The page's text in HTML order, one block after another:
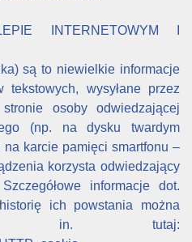
INTERNETOWYM I
są to niewielkie informacje
wysyłane przez
osoby odwiedzającej
(np. na dysku twardym
karcie pamięci smartfonu –
korzysta odwiedzający
informacje dot.
ich powstania można
in. tutaj: